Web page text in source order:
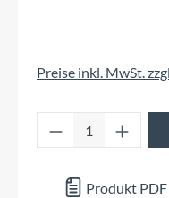
Preise inkl. MwSt.
Produkt
Produkt PDF